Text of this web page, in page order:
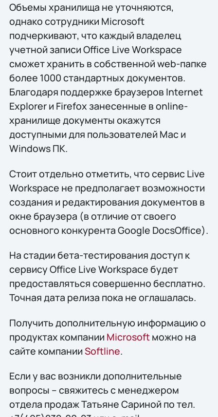
Объемы хранилища не уточняются,
однако сотрудники Microsoft
подчеркивают, что каждый владелец
учетной записи Office Live Workspace
сможет хранить в собственной web-папке
более 1000 стандартных документов.
Благодаря поддержке браузеров Internet
Explorer и Firefox занесенные в online-
хранилище документы окажутся
доступными для пользователей Mac и
Windows ПК.
Стоит отдельно отметить, что сервис Live
Workspace не предполагает возможности
создания и редактирования документов в
окне браузера (в отличие от своего
основного конкурента Google DocsOffice).
На стадии бета-тестирования доступ к
сервису Office Live Workspace будет
предоставляться совершенно бесплатно.
Точная дата релиза пока не оглашалась.
Получить дополнительную информацию о
продуктах компании Microsoftможно на
сайте компанииSoftline.
Если у вас возникли дополнительные
вопросы – свяжитесь с менеджером
отдела продаж Татьяне Сариной по тел.